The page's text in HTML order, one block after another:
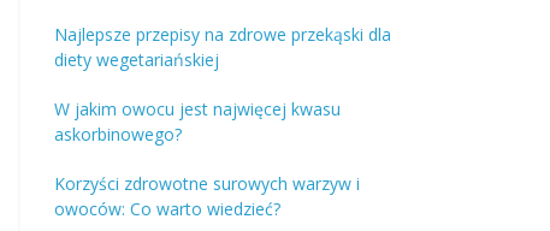
Najlepsze przepisy na zdrowe przekąski dla
diety wegetariańskiej
W jakim owocu jest najwięcej kwasu
askorbinowego?
Korzyści zdrowotne surowych warzyw i
owoców: Co warto wiedzieć?